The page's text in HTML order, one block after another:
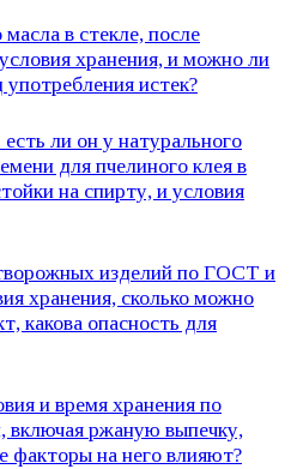
в стекле, после
хранения, и можно ли
употребления истек?
ли он у натурального
для пчелиного клея в
на спирту, и условия
изделий по ГОСТ и
хранения, сколько можно
какова опасность для
и время хранения по
ржаную выпечку,
факторы на него влияют?